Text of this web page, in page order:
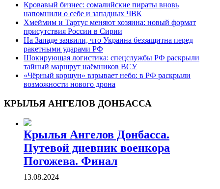
Кровавый бизнес: сомалийские пираты вновь
напомнили о себе и западных ЧВК
Хмеймим и Тартус меняют хозяина: новый формат
присутствия России в Сирии
На Западе заявили, что Украина беззащитна перед
ракетными ударами РФ
Шокирующая логистика: спецслужбы РФ раскрыли
тайный маршрут наёмников ВСУ
«Чёрный коршун» взрывает небо: в РФ раскрыли
возможности нового дрона
КРЫЛЬЯ АНГЕЛОВ ДОНБАССА
Крылья Ангелов Донбасса.
Путевой дневник военкора
Погожева. Финал
13.08.2024